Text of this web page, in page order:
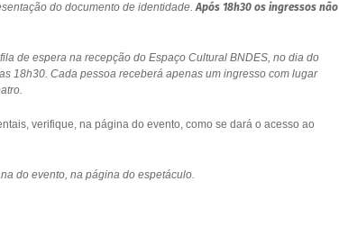
do documento de identidade.Após 18h30 os ingressos não
de espera na recepção do Espaço Cultural BNDES, no dia do
18h30. Cada pessoa receberá apenas um ingresso com lugar
verifique, na página do evento, como se dará o acesso ao
do evento, na página do espetáculo.